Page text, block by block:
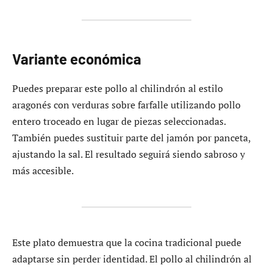
Variante económica
Puedes preparar este pollo al chilindrón al estilo
aragonés con verduras sobre farfalle utilizando pollo
entero troceado en lugar de piezas seleccionadas.
También puedes sustituir parte del jamón por panceta,
ajustando la sal. El resultado seguirá siendo sabroso y
más accesible.
Este plato demuestra que la cocina tradicional puede
adaptarse sin perder identidad. El pollo al chilindrón al